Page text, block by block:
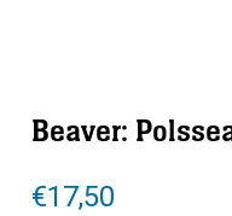
Beaver:
€17,50